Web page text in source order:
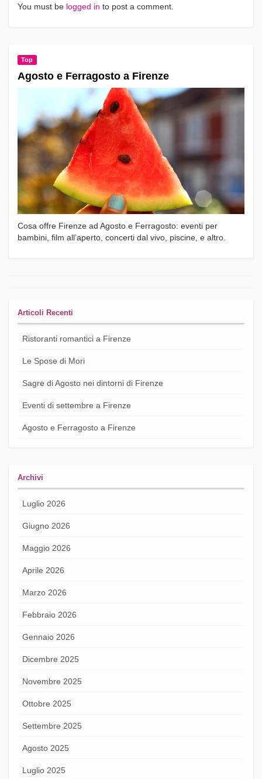
You must be logged in to post a comment.
Top
Agosto e Ferragosto a Firenze
Cosa offre Firenze ad Agosto e Ferragosto: eventi per
bambini, film all’aperto, concerti dal vivo, piscine, e altro.
Articoli Recenti
Ristoranti romantici a Firenze
Le Spose di Mori
Sagre di Agosto nei dintorni di Firenze
Eventi di settembre a Firenze
Agosto e Ferragosto a Firenze
Archivi
Luglio 2026
Giugno 2026
Maggio 2026
Aprile 2026
Marzo 2026
Febbraio 2026
Gennaio 2026
Dicembre 2025
Novembre 2025
Ottobre 2025
Settembre 2025
Agosto 2025
Luglio 2025